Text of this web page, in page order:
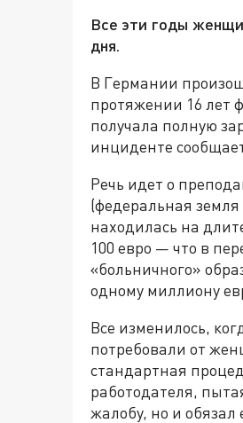
Все эти годы
дня.
В Германии
протяжении 16 лет
получала полную
инциденте
Речь идет о
(федеральная
находилась на
100 евро — что в
«больничного»
одному миллиону
Все изменилось,
потребовали от
стандартная
работодателя,
жалобу, но и обязал